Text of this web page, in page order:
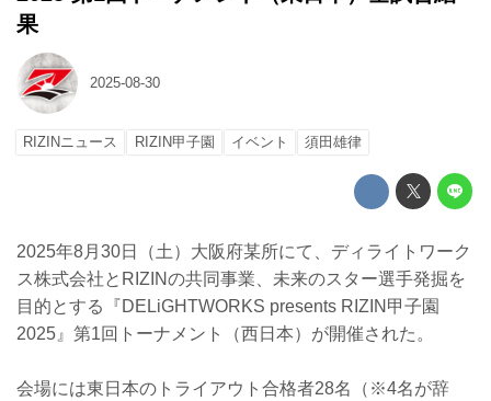
果
2025-08-30
RIZINニュース RIZIN甲子園 イベント 須田雄律
2025年8月30日（土）大阪府某所にて、ディライトワーク
ス株式会社とRIZINの共同事業、未来のスター選手発掘を
目的とする『DELiGHTWORKS presents RIZIN甲子園
2025』第1回トーナメント（西日本）が開催された。
会場には東日本のトライアウト合格者28名（※4名が辞